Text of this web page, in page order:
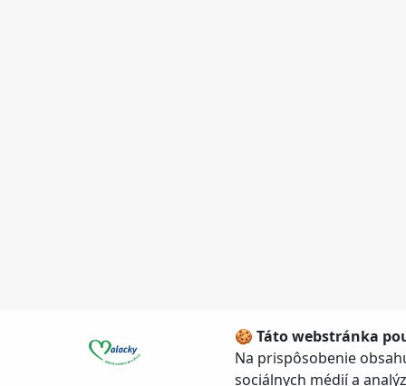
🍪 Táto webstránka
Na prispôsobenie
sociálnych médií a